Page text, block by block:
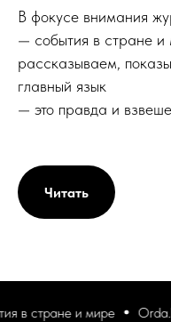
В фокусе внимания
— события в стране
рассказываем,
главный язык
— это правда и
Читать
стране и мире